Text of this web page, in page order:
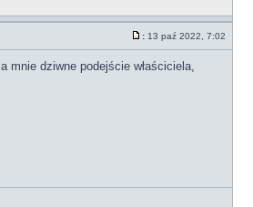
: 13 paź 2022, 7:02
mnie dziwne podejście właściciela,